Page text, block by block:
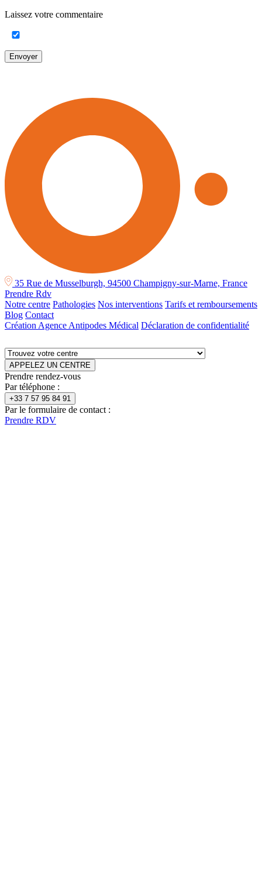
Laissez votre commentaire
Envoyer
35 Rue de Musselburgh, 94500 Champigny-sur-Marne, France
Prendre Rdv
Notre centre Pathologies Nos interventions Tarifs et remboursements
Blog Contact
Création Agence Antipodes Médical Déclaration de confidentialité
APPELEZ UN CENTRE
Prendre rendez-vous
Par téléphone :
+33 7 57 95 84 91
Par le formulaire de contact :
Prendre RDV